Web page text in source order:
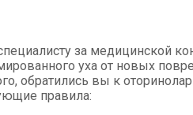
за медицинской
уха от новых
обратились вы к
правила: